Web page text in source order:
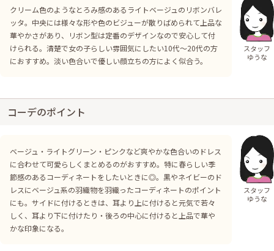
クリーム色のようなとろみ感のあるライトベージュのリボンバレ
ッタ。中央には様々な形や色のビジューが散りばめられて上品な
華やかさがあり、リボン型は定番のデザインなので安心して付
けられる。清楚で女の子らしい雰囲気にしたい10代〜20代の方
におすすめ。淡い色合いで優しい顔立ちの方によく似合う。
スタッフ
ゆうな
コーデのポイント
ベージュ・ライトグリーン・ピンクなど爽やかな色合いのドレス
に合わせて可愛らしくまとめるのがおすすめ。特に春らしい季
節感のあるコーディネートをしたいときに◎。黒やネイビーのド
レスにベージュ系の羽織物を羽織ったコーディネートのポイント
にも。サイドに付けるときは、耳より上に付けると元気で若々
しく、耳より下に付けたり・後ろの中心に付けると上品で華や
かな印象になる。
スタッフ
ゆうな